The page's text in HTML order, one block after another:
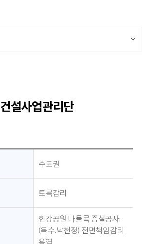
건설사업관리단
수도권
토목감리
한강공원 나들목 증설공사
(옥수.낙천정) 전면책임감리
용역